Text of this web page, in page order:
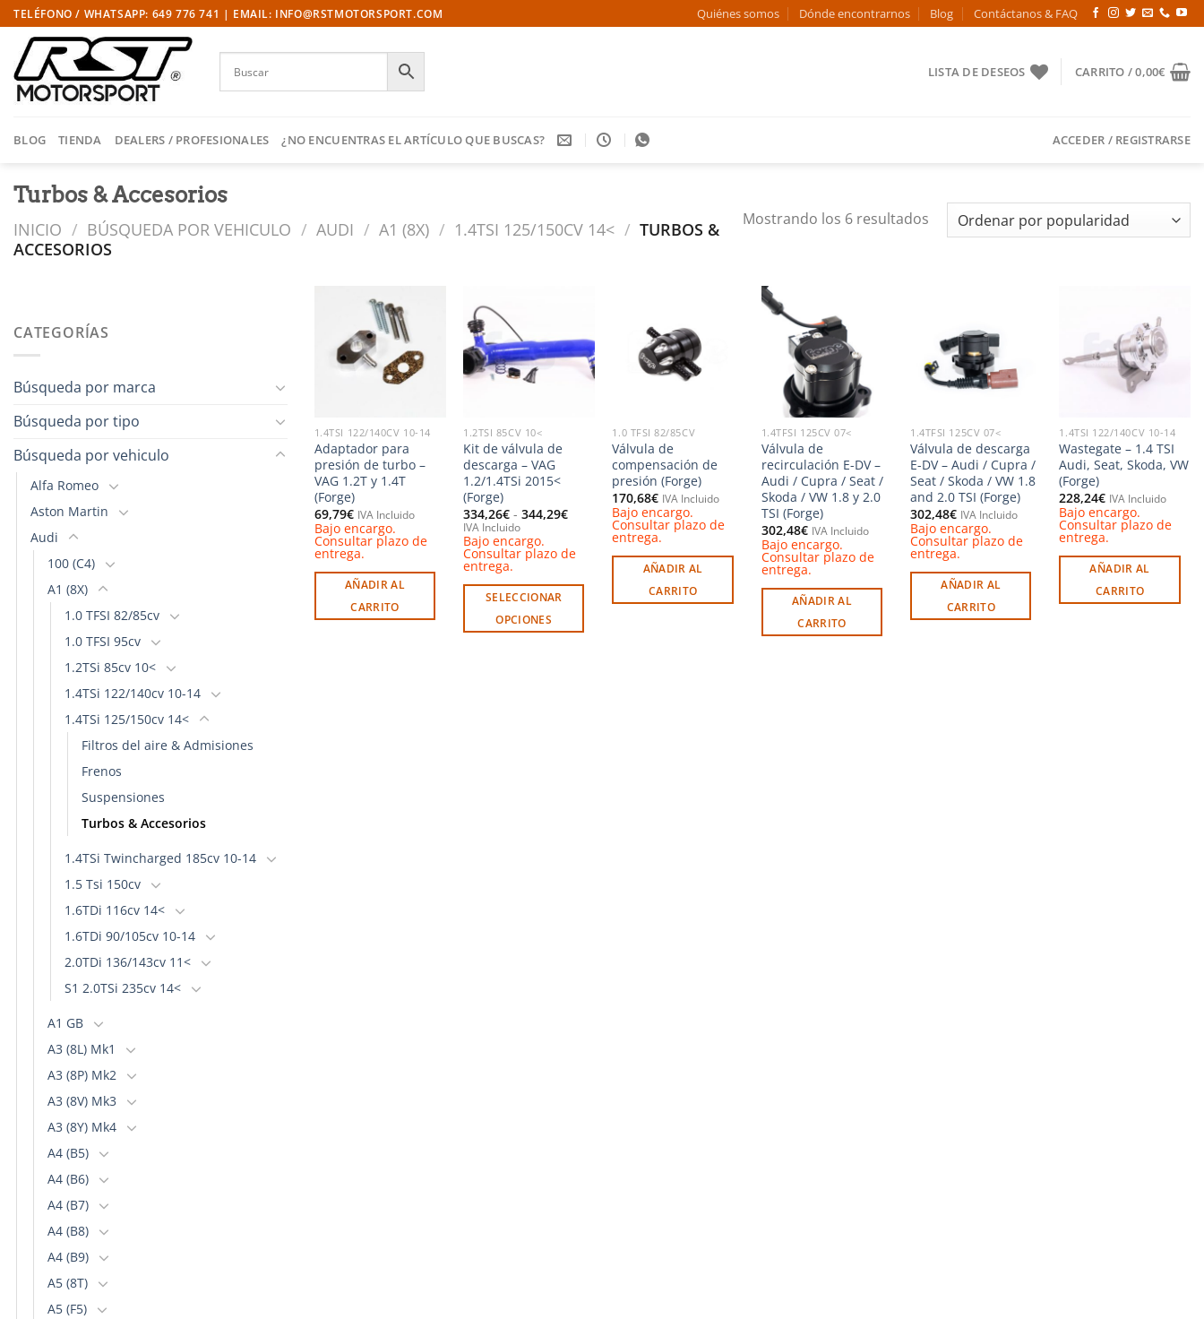
Saltar
al
contenido
TELÉFONO / WHATSAPP: 649 776 741 | EMAIL: INFO@RSTMOTORSPORT.COM Quiénes somos Dónde encontrarnos Blog Contáctanos & FAQ
LISTA DE DESEOS CARRITO /0,00€
BLOG TIENDA DEALERS / PROFESIONALES ¿NO ENCUENTRAS EL ARTÍCULO QUE BUSCAS? ACCEDER / REGISTRARSE
Turbos & Accesorios
INICIO / BÚSQUEDA POR VEHICULO / AUDI / A1 (8X) / 1.4TSI 125/150CV 14< / TURBOS &
ACCESORIOS
Mostrando los 6 resultadosOrdenado
por
CATEGORÍAS
Búsqueda por marca
Búsqueda por tipo
Búsqueda por vehiculo
Alfa Romeo
Aston Martin
Audi
100 (C4)
A1 (8X)
1.0 TFSI 82/85cv
1.0 TFSI 95cv
1.2TSi 85cv 10<
1.4TSi 122/140cv 10-14
1.4TSi 125/150cv 14<
Filtros del aire & Admisiones
Frenos
Suspensiones
Turbos & Accesorios
1.4TSi Twincharged 185cv 10-14
1.5 Tsi 150cv
1.6TDi 116cv 14<
1.6TDi 90/105cv 10-14
2.0TDi 136/143cv 11<
S1 2.0TSi 235cv 14<
A1 GB
A3 (8L) Mk1
A3 (8P) Mk2
A3 (8V) Mk3
A3 (8Y) Mk4
A4 (B5)
A4 (B6)
A4 (B7)
A4 (B8)
A4 (B9)
A5 (8T)
A5 (F5)
Añadir
a la
lista de
deseos
1.4TSI 122/140CV 10-14
Adaptador para
presión de turbo –
VAG 1.2T y 1.4T
(Forge)
69,79€ IVA Incluido
Bajo encargo.
Consultar plazo de
entrega.
AÑADIR AL
CARRITO
a la
lista de
1.2TSI 85CV 10<
Kit de válvula de
descarga – VAG
1.2/1.4TSi 2015<
(Forge)
334,26€ - 344,29€Rango
precios:
desde
334,26€
344,29€
IVA Incluido
Bajo encargo.
Consultar plazo de
entrega.
SELECCIONAR
OPCIONES
Añadir
lista de
deseos
1.0 TFSI 82/85CV
Válvula de
compensación de
presión (Forge)
170,68€ IVA Incluido
Bajo encargo.
Consultar plazo de
entrega.
AÑADIR AL
CARRITO
Añadir
a la
lista de
deseos
1.4TFSI 125CV 07<
Válvula de
recirculación E-DV –
Audi / Cupra / Seat /
Skoda / VW 1.8 y 2.0
TSI (Forge)
302,48€ IVA Incluido
Bajo encargo.
Consultar plazo de
entrega.
AÑADIR AL
CARRITO
Añadir
lista de
deseos
1.4TFSI 125CV 07<
Válvula de descarga
E-DV – Audi / Cupra /
Seat / Skoda / VW 1.8
and 2.0 TSI (Forge)
302,48€ IVA Incluido
Bajo encargo.
Consultar plazo de
entrega.
AÑADIR AL
CARRITO
Añadir
a la
lista de
deseos
1.4TSI 122/140CV 10-14
Wastegate – 1.4 TSI
Audi, Seat, Skoda, VW
(Forge)
228,24€ IVA Incluido
Bajo encargo.
Consultar plazo de
entrega.
AÑADIR AL
CARRITO